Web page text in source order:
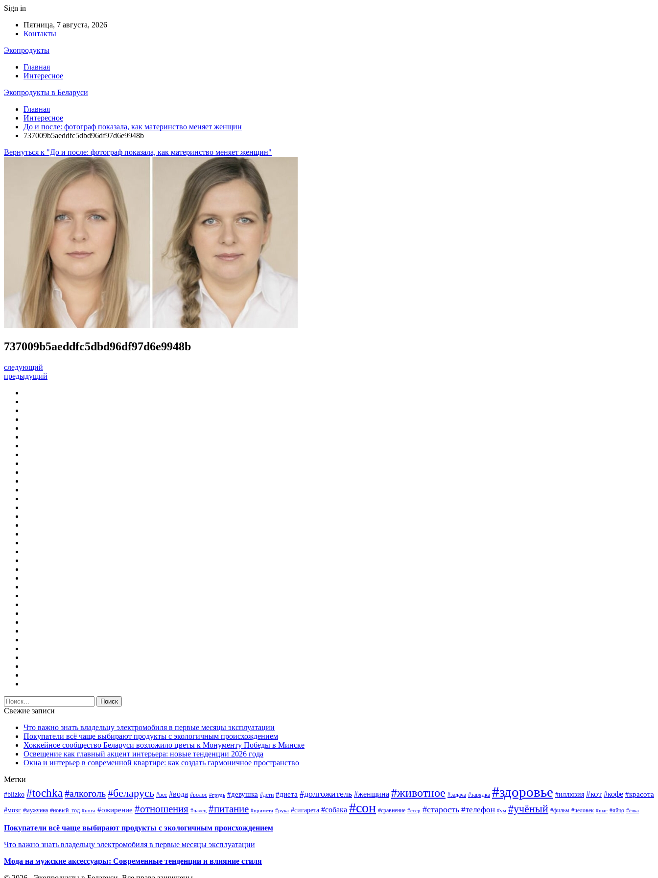
Sign in
Пятница, 7 августа, 2026
Контакты
Экопродукты
Главная
Интересное
Экопродукты в Беларуси
Главная
Интересное
До и после: фотограф показала, как материнство меняет женщин
737009b5aeddfc5dbd96df97d6e9948b
Вернуться к "До и после: фотограф показала, как материнство меняет женщин"
737009b5aeddfc5dbd96df97d6e9948b
следующий
предыдущий
Свежие записи
Что важно знать владельцу электромобиля в первые месяцы эксплуатации
Покупатели всё чаще выбирают продукты с экологичным происхождением
Хоккейное сообщество Беларуси возложило цветы к Монументу Победы в Минске
Освещение как главный акцент интерьера: новые тенденции 2026 года
Окна и интерьер в современной квартире: как создать гармоничное пространство
Метки
#blizko #tochka #алкоголь#беларусь #вес #вода #волос #грудь #девушка #дети #диета #долгожитель #женщина #животное #задача #зарядка #здоровье #иллюзия #кот #кофе #красота
#мозг #мужчина #новый_год #нога #ожирение #отношения #палец #питание #примета #рука #сигарета #собака #сон #сравнение #ссср #старость #телефон #ум #учёный #фильм #человек #шаг #яйцо #ёлка
Покупатели всё чаще выбирают продукты с экологичным происхождением
Что важно знать владельцу электромобиля в первые месяцы эксплуатации
Мода на мужские аксессуары: Современные тенденции и влияние стиля